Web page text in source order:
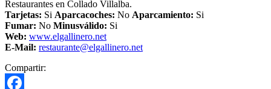
Restaurantes en Collado Villalba.
Tarjetas: Si Aparcacoches: No Aparcamiento: Si
Fumar: No Minusválido: Si
Web: www.elgallinero.net
E-Mail: restaurante@elgallinero.net
Compartir: